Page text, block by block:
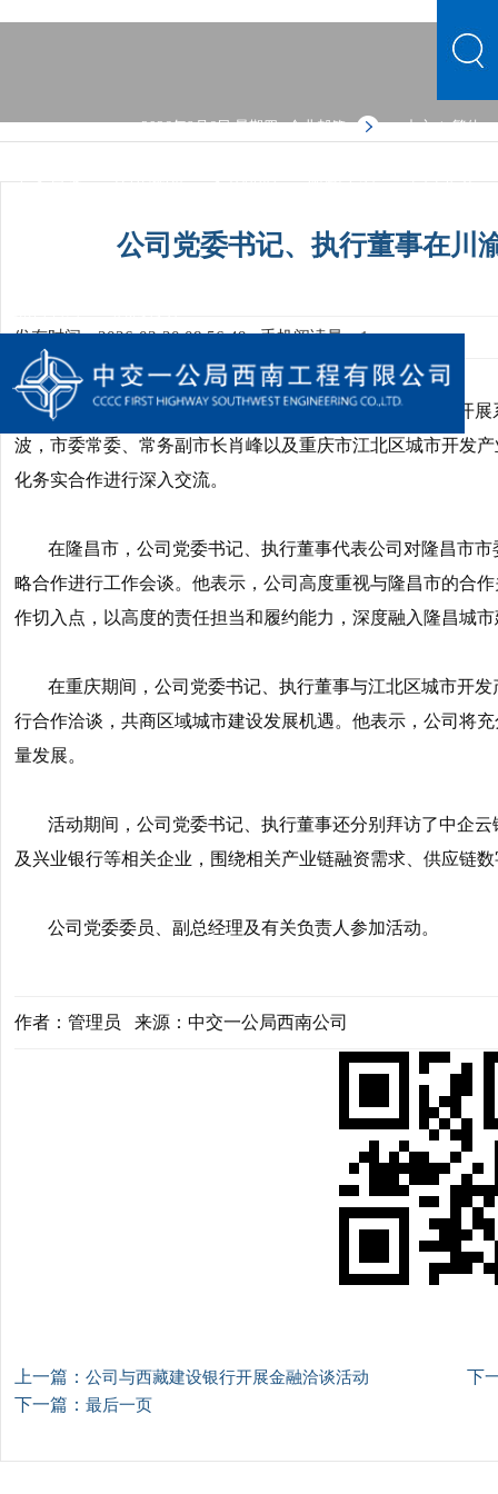
2026年8月6日 星期四企业邮箱 中文 | 繁体
中文首页 公司概况 文化品牌 新闻中心 主营业务
公司党委书记、执行董事在川
发布时间：2026-03-20 08:56:49手机阅读量：1
3月 日至12 日，公司党委书记、执行董事在川渝两地开
波，市委常委、常务副市长肖峰以及重庆市江北区城市开发
化务实合作进行深入交流。
在隆昌市，公司党委书记、执行董事代表公司对隆昌市
略合作进行工作会谈。他表示，公司高度重视与隆昌市的合
作切入点，以高度的责任担当和履约能力，深度融入隆昌城
在重庆期间，公司党委书记、执行董事与江北区城市开
行合作洽谈，共商区域城市建设发展机遇。他表示，公司将
量发展。
活动期间，公司党委书记、执行董事还分别拜访了中企
及兴业银行等相关企业，围绕相关产业链融资需求、供应链
公司党委委员、副总经理及有关负责人参加活动。
作者：管理员 来源：中交一公局西南公司
上一篇： 公司与西藏建设银行开展金融洽谈活动
下
下一篇： 最后一页